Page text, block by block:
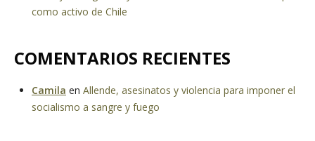
como activo de Chile
COMENTARIOS RECIENTES
Camila en Allende, asesinatos y violencia para imponer el
socialismo a sangre y fuego